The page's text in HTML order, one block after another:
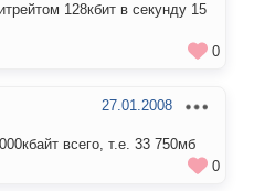
128кбит в секунду 15
0
27.01.2008
всего, т.е. 33 750мб
0